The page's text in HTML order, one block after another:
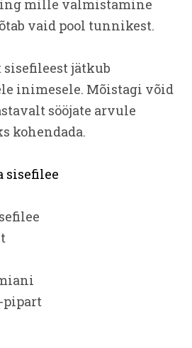
mille valmistamine
vaid pool tunnikest.
jätkub
inimesele. Mõistagi võid
sööjate arvule
kohendada.
sisefilee
pipart